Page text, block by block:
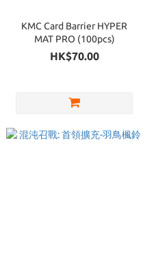
KMC Card Barrier HYPER
MAT PRO (100pcs)
HK$70.00